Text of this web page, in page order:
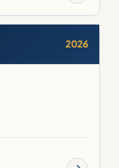
2026